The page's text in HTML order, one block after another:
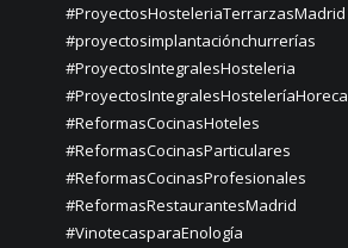
#ProyectosHosteleriaTerrarzasMadrid
#proyectosimplantaciónchurrerías
#ProyectosIntegralesHosteleria
#ProyectosIntegralesHosteleríaHoreca
#ReformasCocinasHoteles
#ReformasCocinasParticulares
#ReformasCocinasProfesionales
#ReformasRestaurantesMadrid
#VinotecasparaEnología